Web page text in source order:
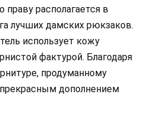
располагается в
лучших дамских рюкзаков.
использует кожу
фактурой. Благодаря
продуманному
дополнением